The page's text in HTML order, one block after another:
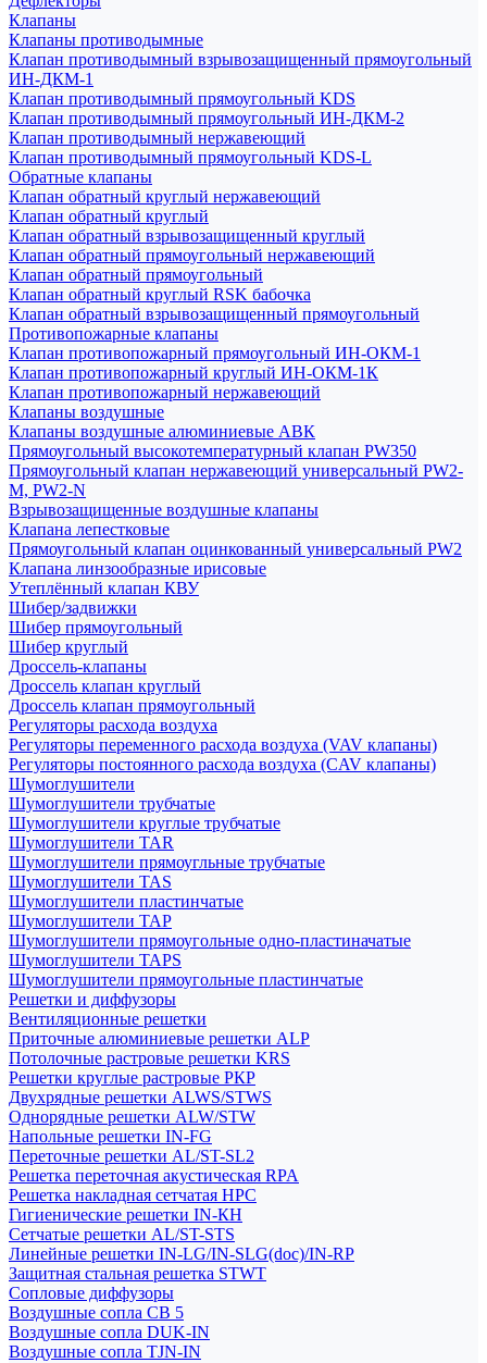
Клапаны
Клапаны противодымные
Клапан противодымный взрывозащищенный прямоугольный
ИН-ДКМ-1
Клапан противодымный прямоугольный KDS
Клапан противодымный прямоугольный ИН-ДКМ-2
Клапан противодымный нержавеющий
Клапан противодымный прямоугольный KDS-L
Обратные клапаны
Клапан обратный круглый нержавеющий
Клапан обратный круглый
Клапан обратный взрывозащищенный круглый
Клапан обратный прямоугольный нержавеющий
Клапан обратный прямоугольный
Клапан обратный круглый RSK бабочка
Клапан обратный взрывозащищенный прямоугольный
Противопожарные клапаны
Клапан противопожарный прямоугольный ИН-ОКМ-1
Клапан противопожарный круглый ИН-ОКМ-1К
Клапан противопожарный нержавеющий
Клапаны воздушные
Клапаны воздушные алюминиевые АВК
Прямоугольный высокотемпературный клапан PW350
Прямоугольный клапан нержавеющий универсальный PW2-
M, PW2-N
Взрывозащищенные воздушные клапаны
Клапана лепестковые
Прямоугольный клапан оцинкованный универсальный PW2
Клапана линзообразные ирисовые
Утеплённый клапан КВУ
Шибер/задвижки
Шибер прямоугольный
Шибер круглый
Дроссель-клапаны
Дроссель клапан круглый
Дроссель клапан прямоугольный
Регуляторы расхода воздуха
Регуляторы переменного расхода воздуха (VAV клапаны)
Регуляторы постоянного расхода воздуха (CAV клапаны)
Шумоглушители
Шумоглушители трубчатые
Шумоглушители круглые трубчатые
Шумоглушители TAR
Шумоглушители прямоугльные трубчатые
Шумоглушители TAS
Шумоглушители пластинчатые
Шумоглушители TAP
Шумоглушители прямоугольные одно-пластиначатые
Шумоглушители TAPS
Шумоглушители прямоугольные пластинчатые
Решетки и диффузоры
Вентиляционные решетки
Приточные алюминиевые решетки ALP
Потолочные растровые решетки KRS
Решетки круглые растровые РКР
Двухрядные решетки ALWS/STWS
Однорядные решетки ALW/STW
Напольные решетки IN-FG
Переточные решетки AL/ST-SL2
Решетка переточная акустическая RPA
Решетка накладная сетчатая НРС
Гигиенические решетки IN-КН
Сетчатые решетки AL/ST-STS
Линейные решетки IN-LG/IN-SLG(doc)/IN-RP
Защитная стальная решетка STWT
Сопловые диффузоры
Воздушные сопла СВ 5
Воздушные сопла DUK-IN
Воздушные сопла TJN-IN